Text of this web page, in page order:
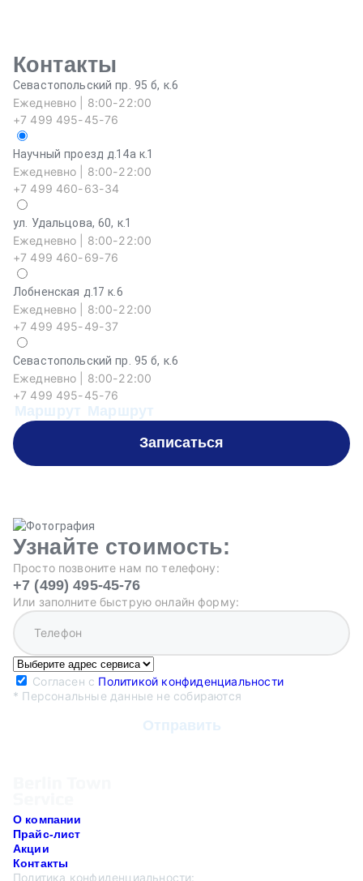
Контакты
Севастопольский пр. 95 б, к.6
Ежедневно | 8:00-22:00
+7 499 495-45-76
Научный проезд д.14а к.1
Ежедневно | 8:00-22:00
+7 499 460-63-34
ул. Удальцова, 60, к.1
Ежедневно | 8:00-22:00
+7 499 460-69-76
Лобненская д.17 к.6
Ежедневно | 8:00-22:00
+7 499 495-49-37
Севастопольский пр. 95 б, к.6
Ежедневно | 8:00-22:00
+7 499 495-45-76
Маршрут Маршрут
Записаться
Узнайте стоимость:
Просто позвоните нам по телефону:
+7 (499) 495-45-76
Или заполните быструю онлайн форму:
Согласен с Политикой конфиденциальности
* Персональные данные не собираются
О компании
Прайс-лист
Акции
Контакты
Политика конфиденциальности: